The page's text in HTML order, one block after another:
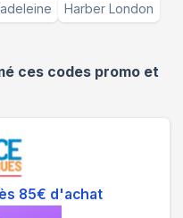
Harber London
ces codes promo et
85€ d'achat